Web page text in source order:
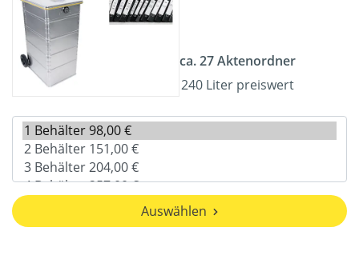
ca. 27 Aktenordner
240 Liter preiswert
Auswählen